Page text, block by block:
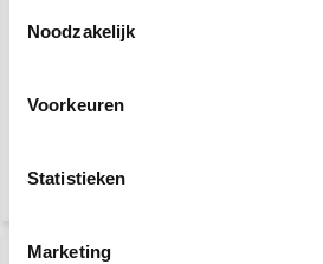
Noodzakelijk
Voorkeuren
Statistieken
Marketing
27,50